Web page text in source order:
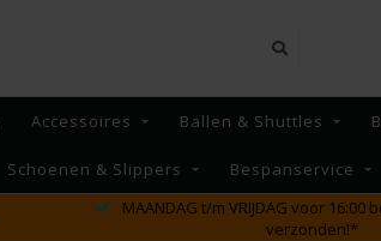
Accessoires Ballen & Shuttles
Schoenen & Slippers Bespanservice
MAANDAG t/m VRIJDAG voor
verzonden!*